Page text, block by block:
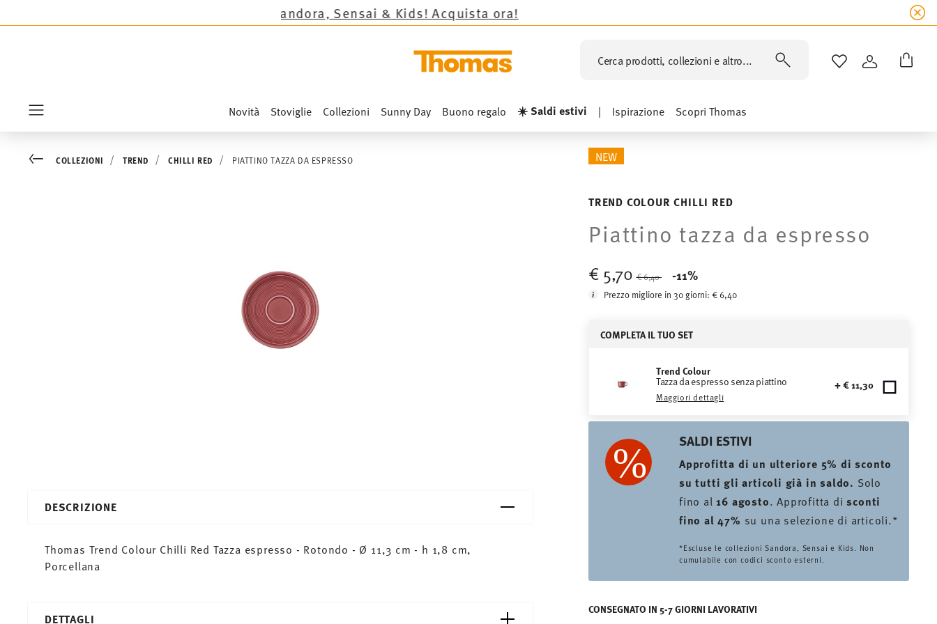
Thomas tranne le novità Sandora, Sensai & Kids!Acquista ora!
Cerca prodotti, collezioni e altro... LISTA DESIDERI
ACCEDI
Novità Stoviglie Collezioni Sunny Day Buono regalo ☀️ Saldi estivi | Ispirazione Scopri Thomas
NEW
TREND COLOUR CHILLI RED
Piattino tazza da espresso
€ 5,70€ 6,40
-11%
Prezzo migliore in 30 giorni:€ 6,40
COMPLETA IL TUO SET
Trend Colour
Tazza da espresso senza piattino
Maggiori dettagli
+ € 11,30
SALDI ESTIVI
Approfitta di un ulteriore 5% di sconto
su tutti gli articoli già in saldo. Solo
fino al16 agosto. Approfitta disconti
fino al 47% su una selezione di articoli.*
*Escluse le collezioni Sandora, Sensai e Kids. Non
cumulabile con codici sconto esterni.
CONSEGNATO IN 5-7 GIORNI LAVORATIVI
Go backCOLLEZIONI TREND CHILLI RED PIATTINO TAZZA DA ESPRESSO
DESCRIZIONE
Thomas Trend Colour Chilli Red Tazza espresso - Rotondo - Ø 11,3 cm - h 1,8 cm,
Porcellana
DETTAGLI